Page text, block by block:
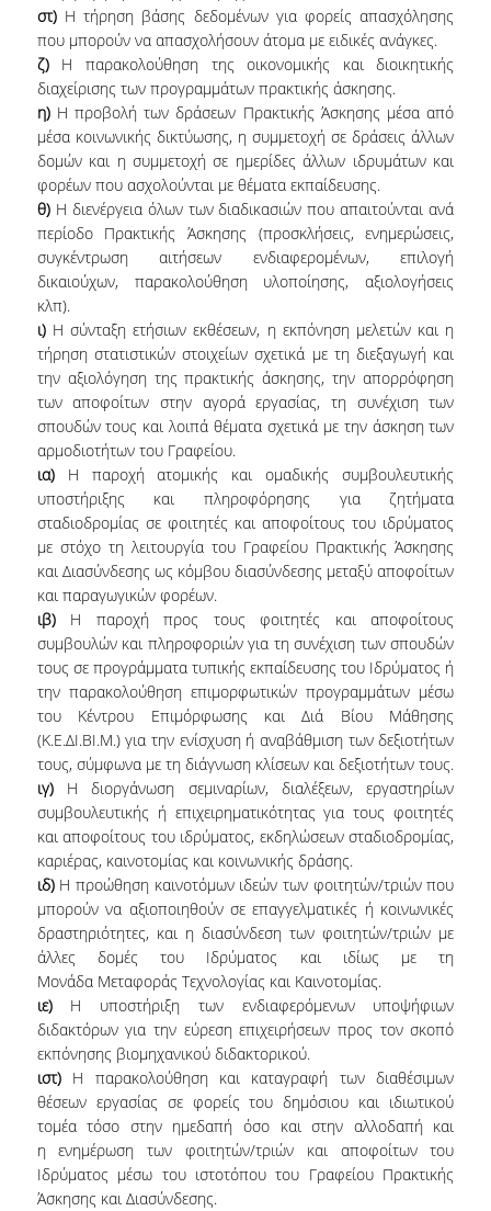
στ)Η τήρηση βάσης δεδομένων για φορείς απασχόλησης
που μπορούν να απασχολήσουν άτομα με ειδικές ανάγκες.
ζ) Η παρακολούθηση της οικονομικής και διοικητικής
διαχείρισης των προγραμμάτων πρακτικής άσκησης.
η)Η προβολή των δράσεων Πρακτικής Άσκησης μέσα από
μέσα κοινωνικής δικτύωσης, η συμμετοχή σε δράσεις άλλων
δομών και η συμμετοχή σε ημερίδες άλλων ιδρυμάτων και
φορέων που ασχολούνται με θέματα εκπαίδευσης.
θ) Η διενέργεια όλων των διαδικασιών που απαιτούνται ανά
περίοδο Πρακτικής Άσκησης (προσκλήσεις, ενημερώσεις,
συγκέντρωση αιτήσεων ενδιαφερομένων, επιλογή
δικαιούχων, παρακολούθηση υλοποίησης, αξιολογήσεις
κλπ).
ι)Η σύνταξη ετήσιων εκθέσεων, η εκπόνηση μελετών και η
τήρηση στατιστικών στοιχείων σχετικά με τη διεξαγωγή και
την αξιολόγηση της πρακτικής άσκησης, την απορρόφηση
των αποφοίτων στην αγορά εργασίας, τη συνέχιση των
σπουδών τους και λοιπά θέματα σχετικά με την άσκηση των
αρμοδιοτήτων του Γραφείου.
ια) Η παροχή ατομικής και ομαδικής συμβουλευτικής
υποστήριξης και πληροφόρησης για ζητήματα
σταδιοδρομίας σε φοιτητές και αποφοίτους του ιδρύματος
με στόχο τη λειτουργία του Γραφείου Πρακτικής Άσκησης
και Διασύνδεσης ως κόμβου διασύνδεσης μεταξύ αποφοίτων
και παραγωγικών φορέων.
ιβ)Η παροχή προς τους φοιτητές και αποφοίτους
συμβουλών και πληροφοριών για τη συνέχιση των σπουδών
τους σε προγράμματα τυπικής εκπαίδευσης του Ιδρύματος ή
την παρακολούθηση επιμορφωτικών προγραμμάτων μέσω
του Κέντρου Επιμόρφωσης και Διά Βίου Μάθησης
(Κ.Ε.ΔΙ.ΒΙ.Μ.) για την ενίσχυση ή αναβάθμιση των δεξιοτήτων
τους, σύμφωνα με τη διάγνωση κλίσεων και δεξιοτήτων τους.
ιγ)Η διοργάνωση σεμιναρίων, διαλέξεων, εργαστηρίων
συμβουλευτικής ή επιχειρηματικότητας για τους φοιτητές
και αποφοίτους του ιδρύματος, εκδηλώσεων σταδιοδρομίας,
καριέρας, καινοτομίας και κοινωνικής δράσης.
ιδ) Η προώθηση καινοτόμων ιδεών των φοιτητών/τριών που
μπορούν να αξιοποιηθούν σε επαγγελματικές ή κοινωνικές
δραστηριότητες, και η διασύνδεση των φοιτητών/τριών με
άλλες δομές του Ιδρύματος και ιδίως με τη
Μονάδα Μεταφοράς Τεχνολογίας και Καινοτομίας.
ιε)Η υποστήριξη των ενδιαφερόμενων υποψήφιων
διδακτόρων για την εύρεση επιχειρήσεων προς τον σκοπό
εκπόνησης βιομηχανικού διδακτορικού.
ιστ)Η παρακολούθηση και καταγραφή των διαθέσιμων
θέσεων εργασίας σε φορείς του δημόσιου και ιδιωτικού
τομέα τόσο στην ημεδαπή όσο και στην αλλοδαπή και
η ενημέρωση των φοιτητών/τριών και αποφοίτων του
Ιδρύματος μέσω του ιστοτόπου του Γραφείου Πρακτικής
Άσκησης και Διασύνδεσης.